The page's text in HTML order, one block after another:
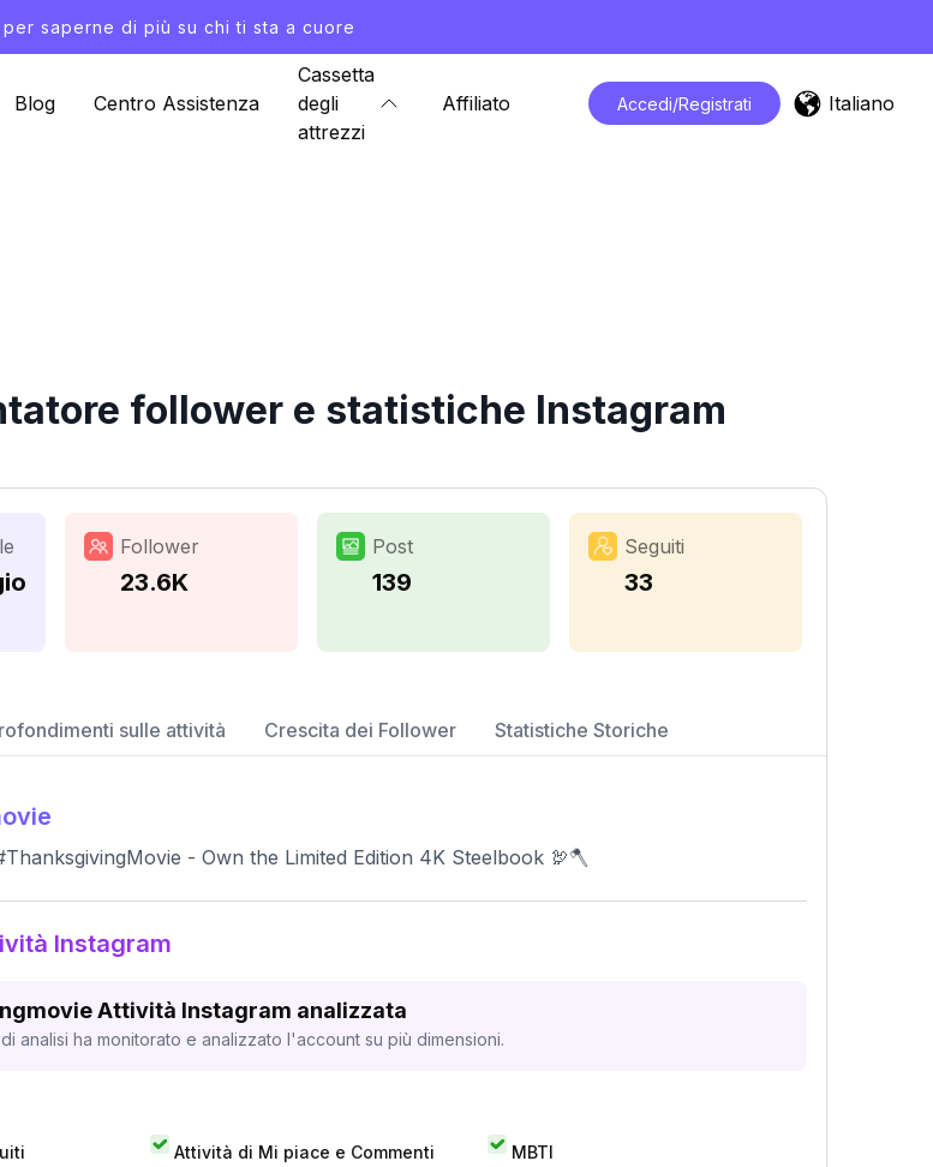
per saperne di più su chi ti sta a cuore
Blog Centro Assistenza
Cassetta
degli
attrezzi
Affiliato Accedi/Registrati Italiano
follower e statistiche Instagram
Follower
23.6K
Post
139
Seguiti
33
sulle attività Crescita dei Follower Statistiche Storiche
- Own the Limited Edition 4K Steelbook 🦃🪓
Instagram
Attività Instagram analizzata
analisi ha monitorato e analizzato l'account su più dimensioni.
Attività di Mi piace e Commenti MBTI